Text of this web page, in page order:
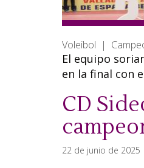
Voleibol |
El equipo
en la final con
CD
22 de junio de 2025